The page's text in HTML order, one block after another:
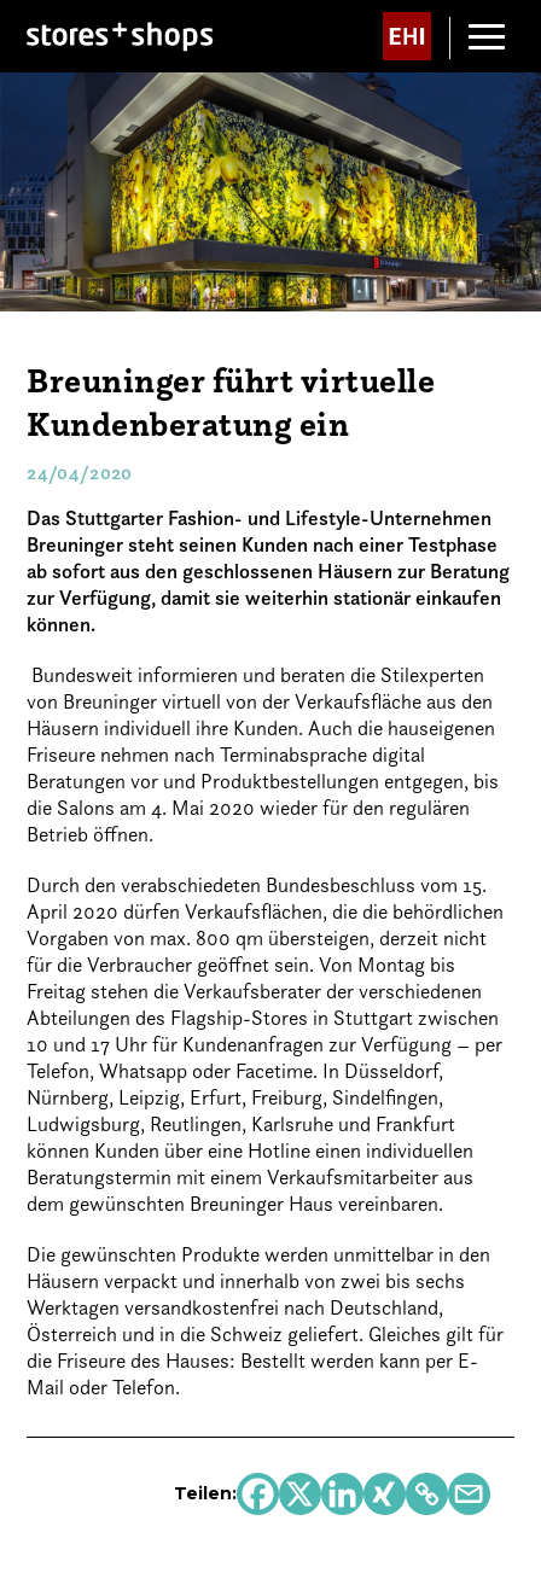
Breuninger führt virtuelle
Kundenberatung ein
24/04/2020
Das Stuttgarter Fashion- und Lifestyle-Unternehmen
Breuninger steht seinen Kunden nach einer Testphase
ab sofort aus den geschlossenen Häusern zur Beratung
zur Verfügung, damit sie weiterhin stationär einkaufen
können.
Bundesweit informieren und beraten die Stilexperten
von Breuninger virtuell von der Verkaufsfläche aus den
Häusern individuell ihre Kunden. Auch die hauseigenen
Friseure nehmen nach Terminabsprache digital
Beratungen vor und Produktbestellungen entgegen, bis
die Salons am 4. Mai 2020 wieder für den regulären
Betrieb öffnen.
Durch den verabschiedeten Bundesbeschluss vom 15.
April 2020 dürfen Verkaufsflächen, die die behördlichen
Vorgaben von max. 800 qm übersteigen, derzeit nicht
für die Verbraucher geöffnet sein. Von Montag bis
Freitag stehen die Verkaufsberater der verschiedenen
Abteilungen des Flagship-Stores in Stuttgart zwischen
10 und 17 Uhr für Kundenanfragen zur Verfügung – per
Telefon, Whatsapp oder Facetime. In Düsseldorf,
Nürnberg, Leipzig, Erfurt, Freiburg, Sindelfingen,
Ludwigsburg, Reutlingen, Karlsruhe und Frankfurt
können Kunden über eine Hotline einen individuellen
Beratungstermin mit einem Verkaufsmitarbeiter aus
dem gewünschten Breuninger Haus vereinbaren.
Die gewünschten Produkte werden unmittelbar in den
Häusern verpackt und innerhalb von zwei bis sechs
Werktagen versandkostenfrei nach Deutschland,
Österreich und in die Schweiz geliefert. Gleiches gilt für
die Friseure des Hauses: Bestellt werden kann per E-
Mail oder Telefon.
Teilen: